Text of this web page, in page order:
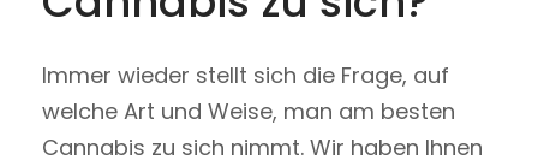
Immer wieder stellt sich die Frage, auf
welche Art und Weise, man am besten
Cannabis zu sich nimmt. Wir haben Ihnen